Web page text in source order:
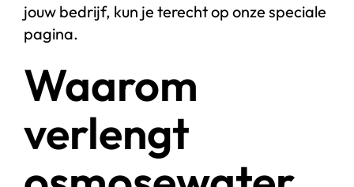
jouw bedrijf, kun je terecht op onze speciale
pagina.
Waarom
verlengt